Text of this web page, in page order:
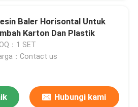
Baler Horisontal Untuk
Karton Dan Plastik
：1 SET
：Contact us
Hubungi kami